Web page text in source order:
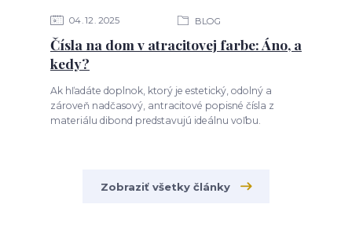
04 12 2025 BLOG
Čísla na dom v atracitovej farbe: Áno, a
kedy?
Ak hľadáte doplnok, ktorý je estetický, odolný a
zároveň nadčasový, antracitové popisné čísla z
materiálu dibond predstavujú ideálnu voľbu.
Zobraziť všetky články